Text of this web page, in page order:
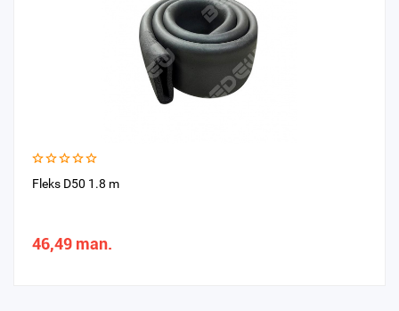
Fleks D50 1.8 m
46,49 man.